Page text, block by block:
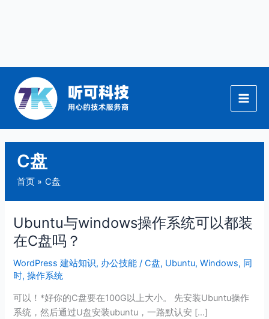
C盘
首页 C盘
Ubuntu与windows操作系统可以都装
在C盘吗？
WordPress 建站知识, 办公技能 /C盘, Ubuntu,Windows, 同
时,操作系统
可以！*好你的C盘要在100G以上大小。 先安装Ubuntu操作
系统，然后通过U盘安装ubuntu，一路默认安 […]
Ubuntu
与
windows
操
作
系
统